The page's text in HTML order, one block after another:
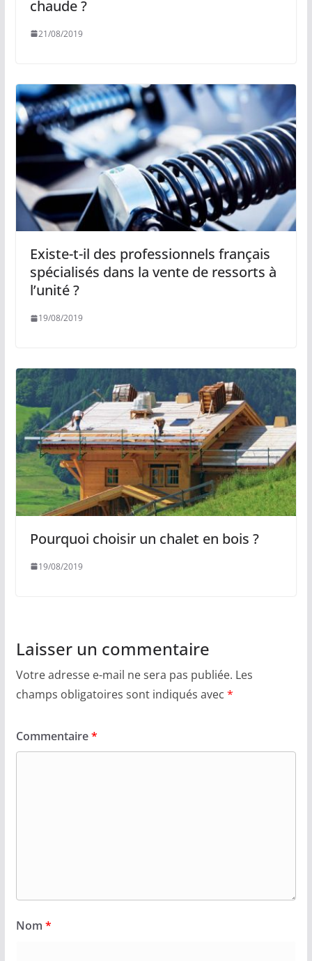
chaude ?
21/08/2019
Existe-t-il des professionnels français
spécialisés dans la vente de ressorts à
l’unité ?
19/08/2019
Pourquoi choisir un chalet en bois ?
19/08/2019
Laisser un commentaire
Votre adresse e-mail ne sera pas publiée. Les
champs obligatoires sont indiqués avec *
Commentaire*
Nom *